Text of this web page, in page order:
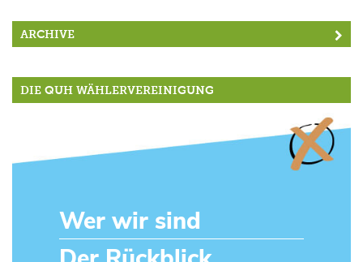
ARCHIVE
DIE QUH WÄHLERVEREINIGUNG
Wer wir sind